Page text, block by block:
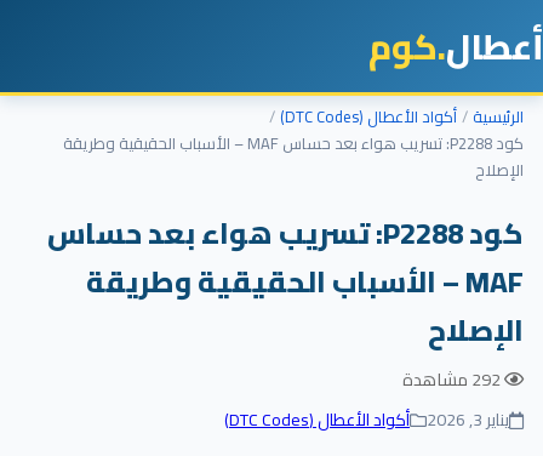
.كوم
أكواد الأعطال (DTC Codes)
كود P2288: تسريب هواء بعد حساس MAF – الأسباب الحقيقية وطريقة
كود P2288: تسريب هواء بعد حساس
MAF – الأسباب الحقيقية وطريقة
يناير 3, 2026 أكواد الأعطال (DTC Codes)